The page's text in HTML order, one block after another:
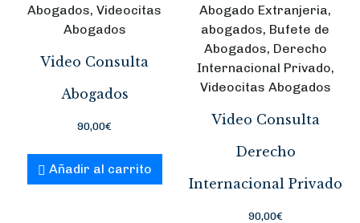
Abogados, Videocitas
Abogados
Video Consulta
Abogados
90,00€
Añadir al carrito
Abogado Extranjeria,
abogados, Bufete de
Abogados, Derecho
Internacional Privado,
Videocitas Abogados
Video Consulta
Derecho
Internacional Privado
90,00€